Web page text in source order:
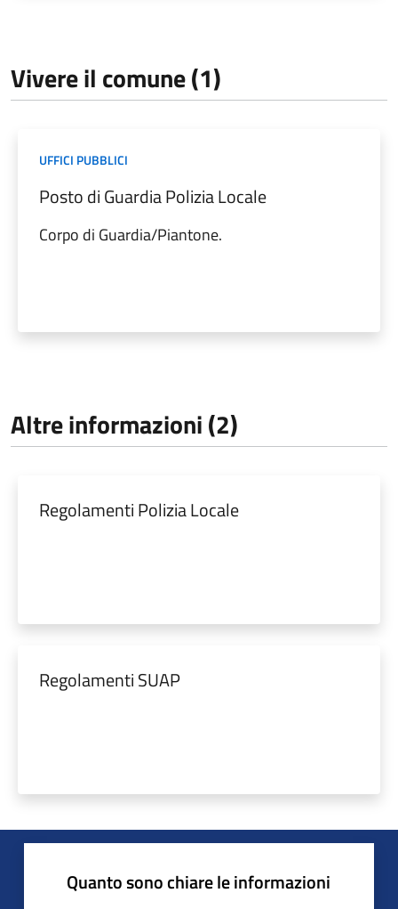
Vivere il comune (1)
UFFICI PUBBLICI
Posto di Guardia Polizia Locale
Corpo di Guardia/Piantone.
Altre informazioni (2)
Regolamenti Polizia Locale
Regolamenti SUAP
Quanto sono chiare le informazioni